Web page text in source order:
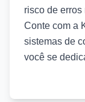
risco de
Conte com a
sistemas de
você se